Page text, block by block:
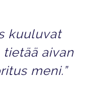
kuuluvat
aivan
meni.”